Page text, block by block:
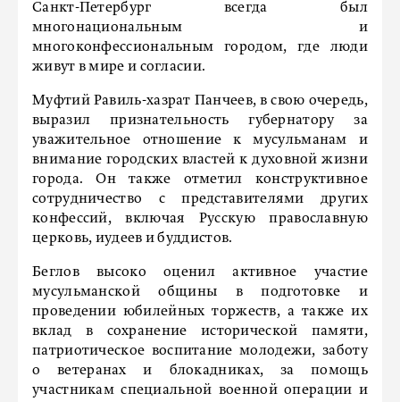
Санкт-Петербург всегда был
многонациональным и
многоконфессиональным городом, где люди
живут в мире и согласии.
Муфтий Равиль-хазрат Панчеев, в свою очередь,
выразил признательность губернатору за
уважительное отношение к мусульманам и
внимание городских властей к духовной жизни
города. Он также отметил конструктивное
сотрудничество с представителями других
конфессий, включая Русскую православную
церковь, иудеев и буддистов.
Беглов высоко оценил активное участие
мусульманской общины в подготовке и
проведении юбилейных торжеств, а также их
вклад в сохранение исторической памяти,
патриотическое воспитание молодежи, заботу
о ветеранах и блокадниках, за помощь
участникам специальной военной операции и